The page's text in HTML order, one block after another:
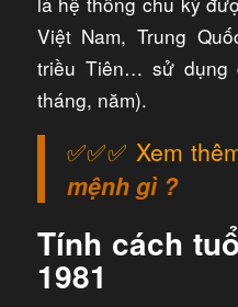
Việt Nam, Trung
triều Tiên… sử dụng
tháng, năm).
✅✅✅ Xem
mệnh gì ?
Tính cách
1981